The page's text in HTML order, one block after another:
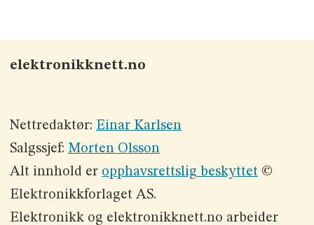
elektronikknett.no
Nettredaktør: Einar Karlsen
Salgssjef: Morten Olsson
Alt innhold er opphavsrettslig beskyttet©
Elektronikkforlaget AS.
Elektronikk og elektronikknett.no arbeider